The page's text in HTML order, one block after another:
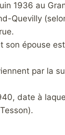
1936 au
Quevilly
son épouse
par la
date à